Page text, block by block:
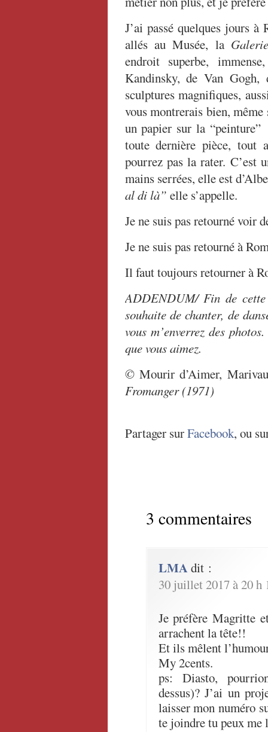
J’ai passé quelques jours
allés au Musée, la
endroit superbe,
Kandinsky, de Van
sculptures magnifiques,
vous montrerais bien,
un papier sur la
toute dernière pièce, tout
pourrez pas la rater. C’est
mains serrées, elle est
al di là” elle s’appelle.
Je ne suis pas retourné voir
Je ne suis pas retourné à
Il faut toujours retourner à
ADDENDUM/ Fin de cette
souhaite de chanter, de
vous m’enverrez des
que vous aimez.
© Mourir d’Aimer,
Fromanger (1971)
Partager surFacebook, ou
3 commentaires
LMAdit :
30 juillet 2017 à 20 h
Je préfère Magritte
arrachent la tête!!
Et ils mêlent
My 2cents.
ps: Diasto,
dessus)? J’ai un
laisser mon numéro
te joindre tu peux me